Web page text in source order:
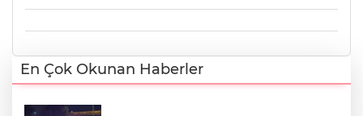
En Çok Okunan Haberler